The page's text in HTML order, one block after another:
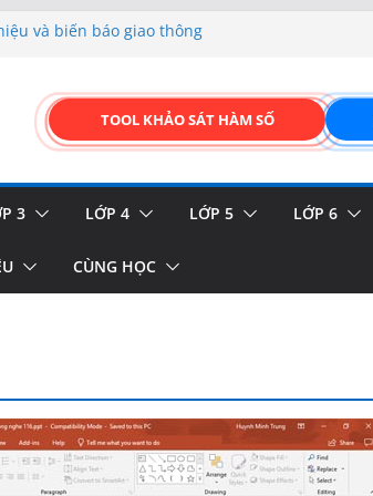
và biển báo giao thông
của thực vật
DIỆN ĐỈNH CAO &
TOOL KHẢO SÁT HÀM SỐ
3 LỚP 4 LỚP 5 LỚP 6
CÙNG HỌC